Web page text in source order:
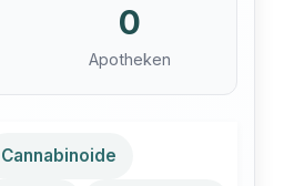
0
Apotheken
Cannabinoide